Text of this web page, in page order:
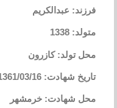
فرزند: عبدالکریم
متولد: 1338
محل تولد: کازرون
تاریخ شهادت: 1361/03/16
محل شهادت: خرمشهر